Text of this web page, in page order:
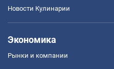
Новости Кулинарии
Экономика
Рынки и компании